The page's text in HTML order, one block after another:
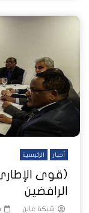
أخبار الرئيسية
(قوى
الرافضين
شبكة عاين